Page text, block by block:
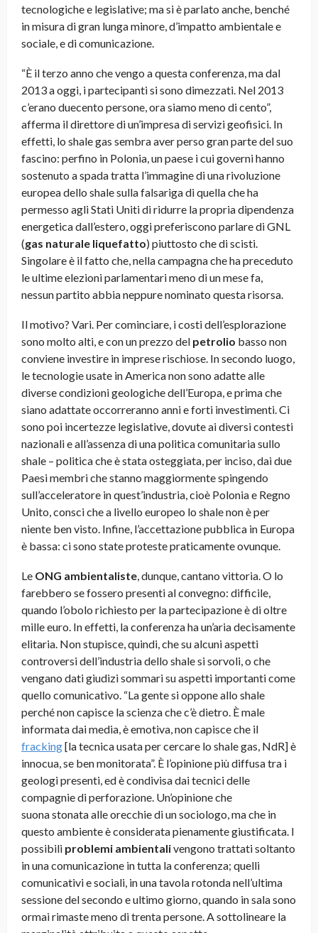
tecnologiche e legislative; ma si è parlato anche, benché
in misura di gran lunga minore, d’impatto ambientale e
sociale, e di comunicazione.
“È il terzo anno che vengo a questa conferenza, ma dal
2013 a oggi, i partecipanti si sono dimezzati. Nel 2013
c’erano duecento persone, ora siamo meno di cento”,
afferma il direttore di un’impresa di servizi geofisici. In
effetti, lo shale gas sembra aver perso gran parte del suo
fascino: perfino in Polonia, un paese i cui governi hanno
sostenuto a spada tratta l’immagine di una rivoluzione
europea dello shale sulla falsariga di quella che ha
permesso agli Stati Uniti di ridurre la propria dipendenza
energetica dall’estero, oggi preferiscono parlare di GNL
(gas naturale liquefatto) piuttosto che di scisti.
Singolare è il fatto che, nella campagna che ha preceduto
le ultime elezioni parlamentari meno di un mese fa,
nessun partito abbia neppure nominato questa risorsa.
Il motivo? Vari. Per cominciare, i costi dell’esplorazione
sono molto alti, e con un prezzo del petrolio basso non
conviene investire in imprese rischiose. In secondo luogo,
le tecnologie usate in America non sono adatte alle
diverse condizioni geologiche dell’Europa, e prima che
siano adattate occorreranno anni e forti investimenti. Ci
sono poi incertezze legislative, dovute ai diversi contesti
nazionali e all’assenza di una politica comunitaria sullo
shale – politica che è stata osteggiata, per inciso, dai due
Paesi membri che stanno maggiormente spingendo
sull’acceleratore in quest’industria, cioè Polonia e Regno
Unito, consci che a livello europeo lo shale non è per
niente ben visto. Infine, l’accettazione pubblica in Europa
è bassa: ci sono state proteste praticamente ovunque.
Le ONG ambientaliste, dunque, cantano vittoria. O lo
farebbero se fossero presenti al convegno: difficile,
quando l’obolo richiesto per la partecipazione è di oltre
mille euro. In effetti, la conferenza ha un’aria decisamente
elitaria. Non stupisce, quindi, che su alcuni aspetti
controversi dell’industria dello shale si sorvoli, o che
vengano dati giudizi sommari su aspetti importanti come
quello comunicativo. “La gente si oppone allo shale
perché non capisce la scienza che c’è dietro. È male
informata dai media, è emotiva, non capisce che il
fracking[la tecnica usata per cercare lo shale gas, NdR] è
innocua, se ben monitorata”. È l’opinione più diffusa tra i
geologi presenti, ed è condivisa dai tecnici delle
compagnie di perforazione. Un’opinione che
suona stonata alle orecchie di un sociologo, ma che in
questo ambiente è considerata pienamente giustificata. I
possibili problemi ambientalivengono trattati soltanto
in una comunicazione in tutta la conferenza; quelli
comunicativi e sociali, in una tavola rotonda nell’ultima
sessione del secondo e ultimo giorno, quando in sala sono
ormai rimaste meno di trenta persone. A sottolineare la